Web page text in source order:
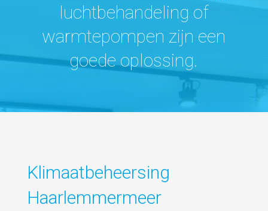
luchtbehandeling of
warmtepompen zijn een
goede oplossing.
Klimaatbeheersing
Haarlemmermeer